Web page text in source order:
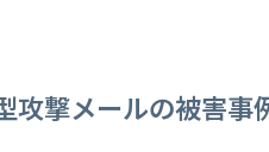
攻撃メールの被害事